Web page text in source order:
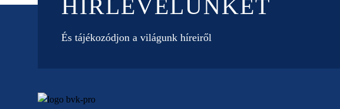
HÍRLEVELÜNKET
És tájékozódjon a világunk híreiről